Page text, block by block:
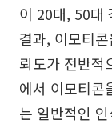
이 20대, 50대
결과, 이모티
뢰도가 전반적
에서 이모티콘
는 일반적인